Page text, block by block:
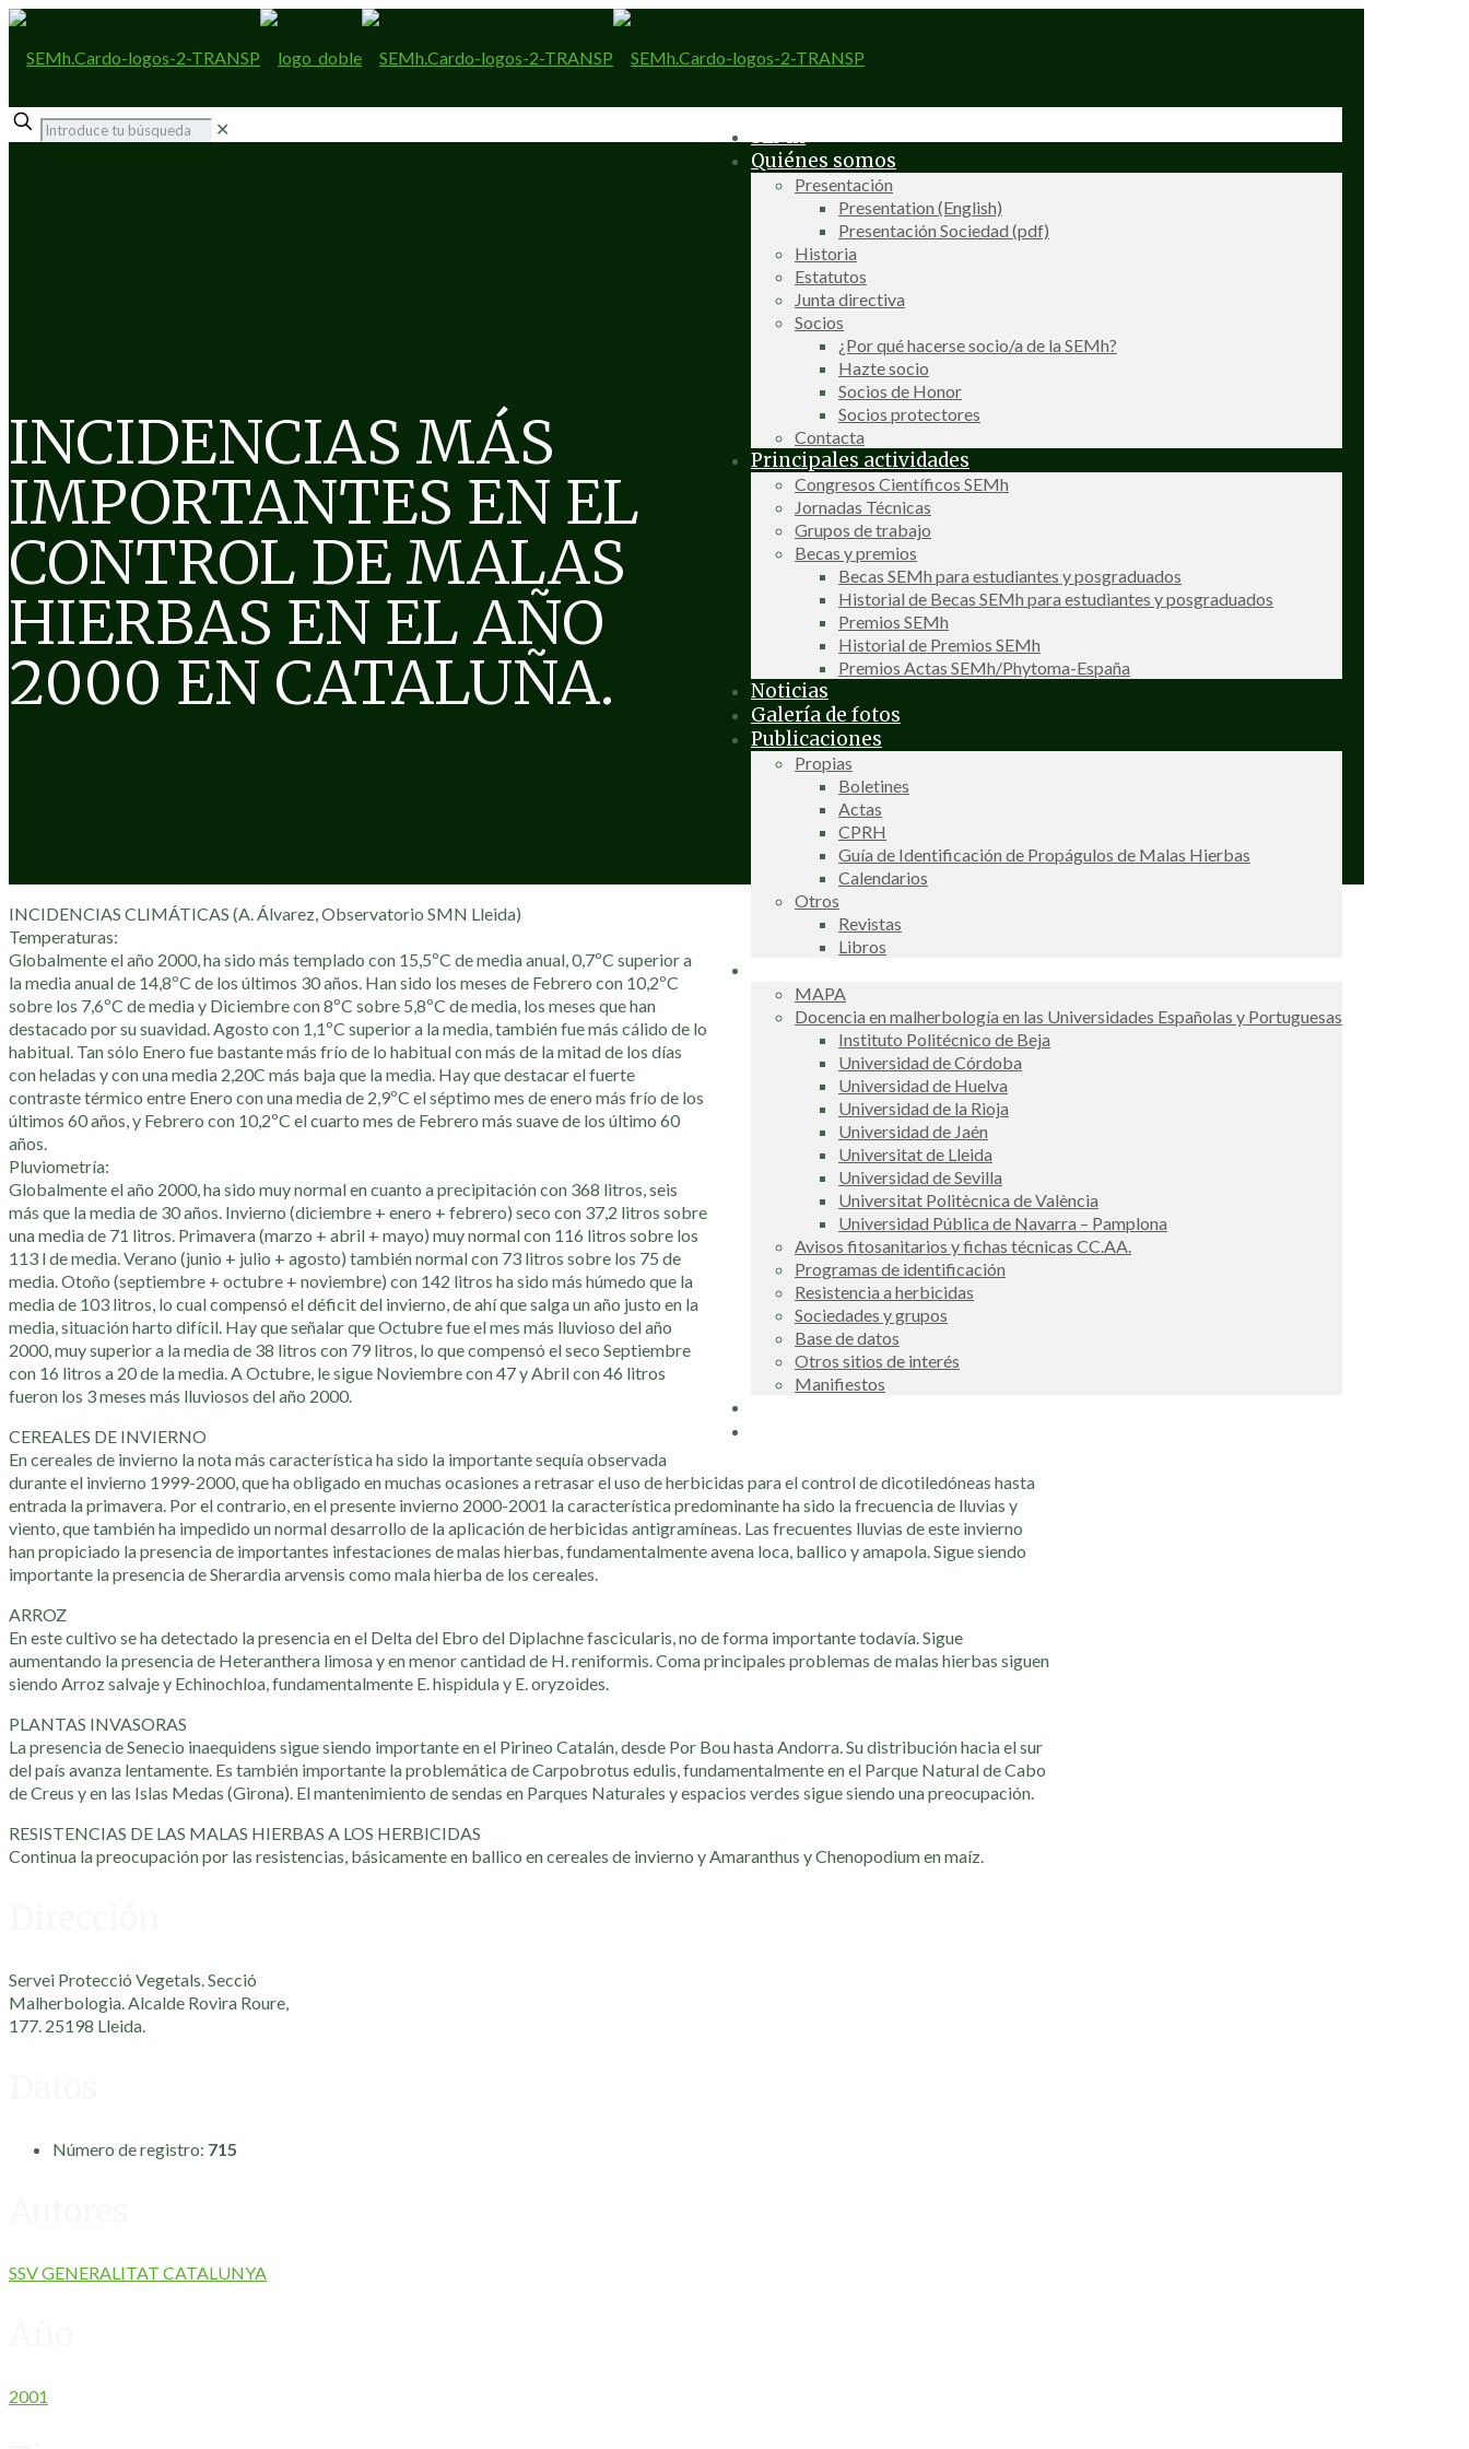
SEMh
Quiénes somos
Presentación
Presentation (English)
Presentación Sociedad (pdf)
Historia
Estatutos
Junta directiva
Socios
¿Por qué hacerse socio/a de la SEMh?
Hazte socio
Socios de Honor
Socios protectores
Contacta
Principales actividades
Congresos Científicos SEMh
Jornadas Técnicas
Grupos de trabajo
Becas y premios
Becas SEMh para estudiantes y posgraduados
Historial de Becas SEMh para estudiantes y posgraduados
Premios SEMh
Historial de Premios SEMh
Premios Actas SEMh/Phytoma-España
Noticias
Galería de fotos
Publicaciones
Propias
Boletines
Actas
CPRH
Guía de Identificación de Propágulos de Malas Hierbas
Calendarios
Otros
Revistas
Libros
MAPA
Docencia en malherbología en las Universidades Españolas y Portuguesas
Instituto Politécnico de Beja
Universidad de Córdoba
Universidad de Huelva
Universidad de la Rioja
Universidad de Jaén
Universitat de Lleida
Universidad de Sevilla
Universitat Politècnica de València
Universidad Pública de Navarra – Pamplona
Avisos fitosanitarios y fichas técnicas CC.AA.
Programas de identificación
Resistencia a herbicidas
Sociedades y grupos
Base de datos
Otros sitios de interés
Manifiestos
✕
INCIDENCIAS MÁS
IMPORTANTES EN EL
CONTROL DE MALAS
HIERBAS EN EL AÑO
2000 EN CATALUÑA.
INCIDENCIAS CLIMÁTICAS (A. Álvarez, Observatorio SMN Lleida)
Temperaturas:
Globalmente el año 2000, ha sido más templado con 15,5ºC de media anual, 0,7ºC superior a
la media anual de 14,8ºC de los últimos 30 años. Han sido los meses de Febrero con 10,2ºC
sobre los 7,6ºC de media y Diciembre con 8ºC sobre 5,8ºC de media, los meses que han
destacado por su suavidad. Agosto con 1,1ºC superior a la media, también fue más cálido de lo
habitual. Tan sólo Enero fue bastante más frío de lo habitual con más de la mitad de los días
con heladas y con una media 2,20C más baja que la media. Hay que destacar el fuerte
contraste térmico entre Enero con una media de 2,9ºC el séptimo mes de enero más frío de los
últimos 60 años, y Febrero con 10,2ºC el cuarto mes de Febrero más suave de los último 60
años.
Pluviometría:
Globalmente el año 2000, ha sido muy normal en cuanto a precipitación con 368 litros, seis
más que la media de 30 años. Invierno (diciembre + enero + febrero) seco con 37,2 litros sobre
una media de 71 litros. Primavera (marzo + abril + mayo) muy normal con 116 litros sobre los
113 l de media. Verano (junio + julio + agosto) también normal con 73 litros sobre los 75 de
media. Otoño (septiembre + octubre + noviembre) con 142 litros ha sido más húmedo que la
media de 103 litros, lo cual compensó el déficit del invierno, de ahí que salga un año justo en la
media, situación harto difícil. Hay que señalar que Octubre fue el mes más lluvioso del año
2000, muy superior a la media de 38 litros con 79 litros, lo que compensó el seco Septiembre
con 16 litros a 20 de la media. A Octubre, le sigue Noviembre con 47 y Abril con 46 litros
fueron los 3 meses más lluviosos del año 2000.
CEREALES DE INVIERNO
En cereales de invierno la nota más característica ha sido la importante sequía observada
durante el invierno 1999-2000, que ha obligado en muchas ocasiones a retrasar el uso de herbicidas para el control de dicotiledóneas hasta
entrada la primavera. Por el contrario, en el presente invierno 2000-2001 la característica predominante ha sido la frecuencia de lluvias y
viento, que también ha impedido un normal desarrollo de la aplicación de herbicidas antigramíneas. Las frecuentes lluvias de este invierno
han propiciado la presencia de importantes infestaciones de malas hierbas, fundamentalmente avena loca, ballico y amapola. Sigue siendo
importante la presencia de Sherardia arvensis como mala hierba de los cereales.
ARROZ
En este cultivo se ha detectado la presencia en el Delta del Ebro del Diplachne fascicularis, no de forma importante todavía. Sigue
aumentando la presencia de Heteranthera limosa y en menor cantidad de H. reniformis. Coma principales problemas de malas hierbas siguen
siendo Arroz salvaje y Echinochloa, fundamentalmente E. hispidula y E. oryzoides.
PLANTAS INVASORAS
La presencia de Senecio inaequidens sigue siendo importante en el Pirineo Catalán, desde Por Bou hasta Andorra. Su distribución hacia el sur
del país avanza lentamente. Es también importante la problemática de Carpobrotus edulis, fundamentalmente en el Parque Natural de Cabo
de Creus y en las Islas Medas (Girona). El mantenimiento de sendas en Parques Naturales y espacios verdes sigue siendo una preocupación.
RESISTENCIAS DE LAS MALAS HIERBAS A LOS HERBICIDAS
Continua la preocupación por las resistencias, básicamente en ballico en cereales de invierno y Amaranthus y Chenopodium en maíz.
Servei Protecció Vegetals. Secció
Malherbologia. Alcalde Rovira Roure,
177. 25198 Lleida.
Número de registro: 715
SSV GENERALITAT CATALUNYA
2001